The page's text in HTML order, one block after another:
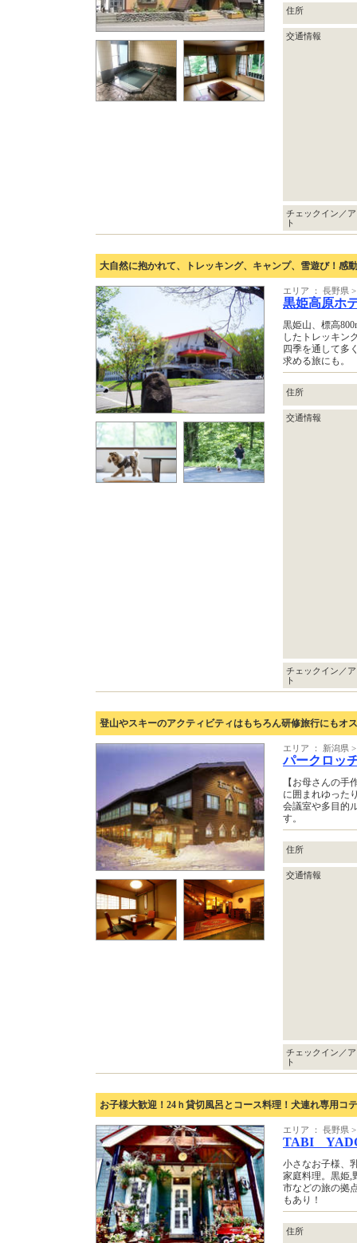
住所
交通情報
チェックイン／
ト
大自然に抱かれて、トレッキング、キャンプ、雪遊び！感
エリア ： 長野県
黒姫高原ホ
黒姫山、標高
したトレッキン
四季を通して多
求める旅にも。
住所
交通情報
チェックイン／
ト
登山やスキーのアクティビティはもちろん研修旅行にもオ
エリア ： 新潟県
パークロッ
【お母さんの
に囲まれゆった
会議室や多目的
す。
住所
交通情報
チェックイン／
ト
お子様大歓迎！24ｈ貸切風呂とコース料理！犬連れ専用コ
エリア ： 長野県
TABI
小さなお子様、
家庭料理。黒姫,
市などの旅の拠
もあり！
住所